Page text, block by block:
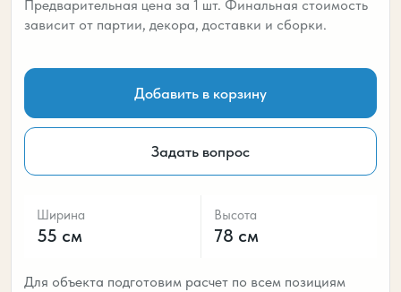
Предварительная цена за 1 шт. Финальная стоимость
зависит от партии, декора, доставки и сборки.
Добавить в корзину
Задать вопрос
Ширина
55 см
Высота
78 см
Для объекта подготовим расчет по всем позициям